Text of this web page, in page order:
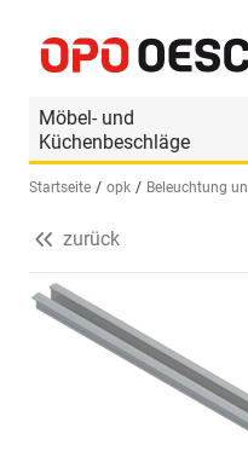
Möbel- und
Küchenbeschläge
Sprache wählen (DE)
Startseite opk Beleuchtung
zurück